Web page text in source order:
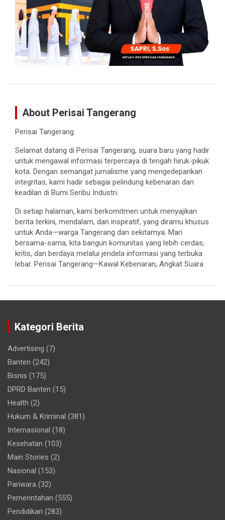
About Perisai Tangerang
Perisai Tangerang
Selamat datang di Perisai Tangerang, suara baru yang hadir
untuk mengawal informasi terpercaya di tengah hiruk-pikuk
kota. Dengan semangat jurnalisme yang mengedepankan
integritas, kami hadir sebagai pelindung kebenaran dan
keadilan di Bumi Seribu Industri.
Di setiap halaman, kami berkomitmen untuk menyajikan
berita terkini, mendalam, dan inspiratif, yang diramu khusus
untuk Anda—warga Tangerang dan sekitarnya. Mari
bersama-sama, kita bangun komunitas yang lebih cerdas,
kritis, dan berdaya melalui jendela informasi yang terbuka
lebar. Perisai Tangerang—Kawal Kebenaran, Angkat Suara.
Kategori Berita
Advertising (7)
Banten (242)
Bisnis (175)
DPRD Banten (15)
Health (2)
Hukum & Kriminal (381)
Internasional (18)
Kesehatan (103)
Main Stories (2)
Nasional (153)
Pariwara (32)
Pemerintahan (555)
Pendidikan (283)